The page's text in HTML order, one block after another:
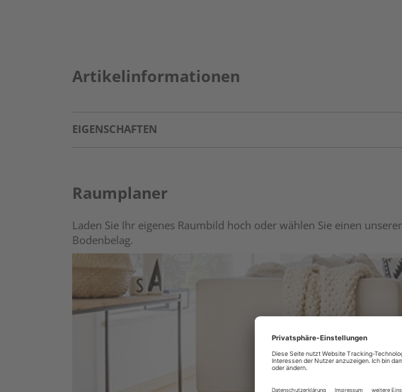
Artikelinformationen
EIGENSCHAFTEN
Raumplaner
Laden Sie Ihr eigenes Raumbild hoch oder wählen Sie einen
Bodenbelag.